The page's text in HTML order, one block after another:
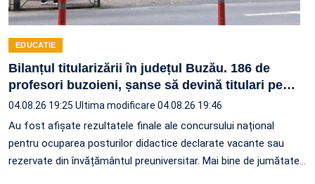
EDUCATIE
Bilanțul titularizării în județul Buzău. 186 de
profesori buzoieni, șanse să devină titulari pe…
04.08.26 19:25 Ultima modificare 04.08.26 19:46
Au fost afișate rezultatele finale ale concursului național
pentru ocuparea posturilor didactice declarate vacante sau
rezervate din învățământul preuniversitar. Mai bine de jumătate…